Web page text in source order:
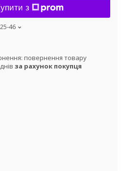
з
46
повернення товару
за рахунок покупця